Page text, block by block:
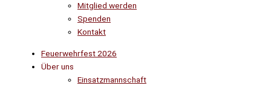
Mitglied werden
Spenden
Kontakt
Feuerwehrfest 2026
Über uns
Einsatzmannschaft